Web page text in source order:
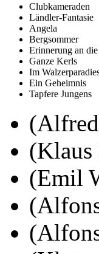
Clubkameraden
Ländler-Fantasie
Angela
Bergsommer
Erinnerung an
Ganze Kerls
Im
Ein Geheimnis
Tapfere Jungens
(Klaus
(Emil